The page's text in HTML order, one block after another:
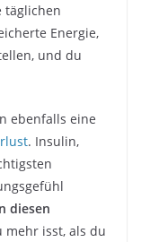
täglichen
Energie,
und du
ebenfalls eine
. Insulin,
diesen
mehr isst, als du